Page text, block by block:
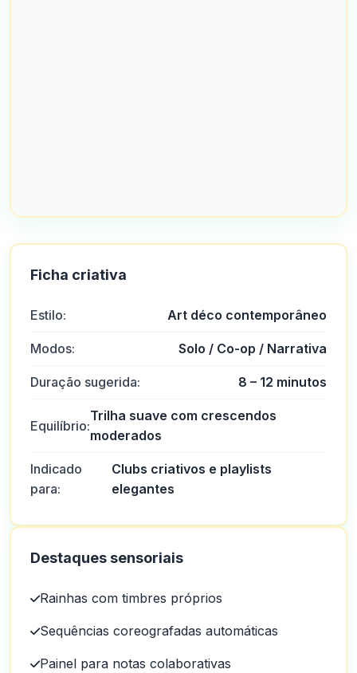
Ficha criativa
Estilo: Art déco contemporâneo
Modos: Solo / Co-op / Narrativa
Duração sugerida: 8 – 12 minutos
Equilíbrio:
Trilha suave com crescendos
moderados
Indicado
para:
Clubs criativos e playlists
elegantes
Destaques sensoriais
Rainhas com timbres próprios
Sequências coreografadas automáticas
Painel para notas colaborativas